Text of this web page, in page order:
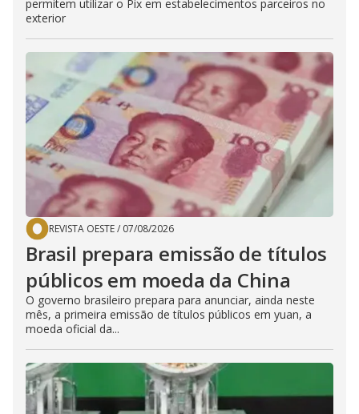
permitem utilizar o Pix em estabelecimentos parceiros no
exterior
REVISTA OESTE/ 07/08/2026
Brasil prepara emissão de títulos
públicos em moeda da China
O governo brasileiro prepara para anunciar, ainda neste
mês, a primeira emissão de títulos públicos em yuan, a
moeda oficial da...